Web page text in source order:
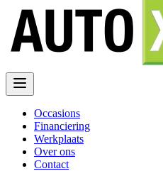
Occasions
Financiering
Werkplaats
Over ons
Contact